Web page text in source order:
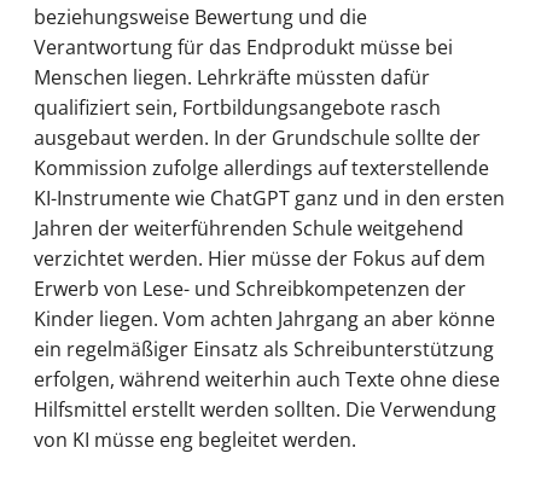
beziehungsweise Bewertung und die
Verantwortung für das Endprodukt müsse bei
Menschen liegen. Lehrkräfte müssten dafür
qualifiziert sein, Fortbildungsangebote rasch
ausgebaut werden. In der Grundschule sollte der
Kommission zufolge allerdings auf texterstellende
KI-Instrumente wie ChatGPT ganz und in den ersten
Jahren der weiterführenden Schule weitgehend
verzichtet werden. Hier müsse der Fokus auf dem
Erwerb von Lese- und Schreibkompetenzen der
Kinder liegen. Vom achten Jahrgang an aber könne
ein regelmäßiger Einsatz als Schreibunterstützung
erfolgen, während weiterhin auch Texte ohne diese
Hilfsmittel erstellt werden sollten. Die Verwendung
von KI müsse eng begleitet werden.